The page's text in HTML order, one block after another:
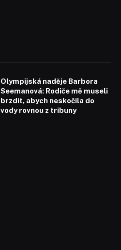
Olympijská naděje Barbora
Seemanová: Rodiče mě museli
brzdit, abych neskočila do
vody rovnou z tribuny